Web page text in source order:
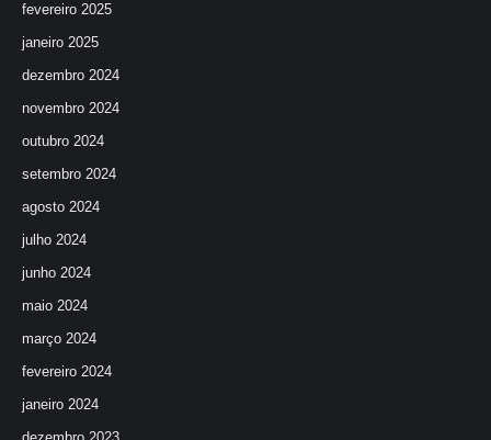
fevereiro 2025
janeiro 2025
dezembro 2024
novembro 2024
outubro 2024
setembro 2024
agosto 2024
julho 2024
junho 2024
maio 2024
março 2024
fevereiro 2024
janeiro 2024